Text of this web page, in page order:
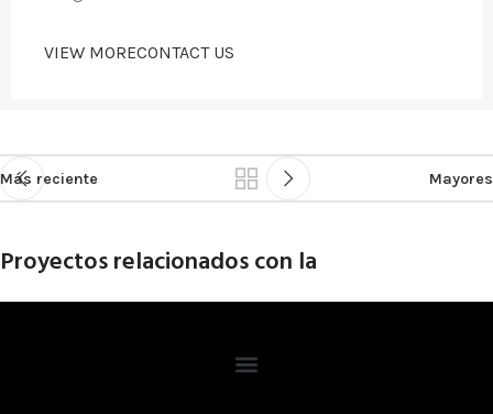
VIEW MORECONTACT US
Más reciente Mayores
Proyectos relacionados con la
Netus eu mollis hac dignis